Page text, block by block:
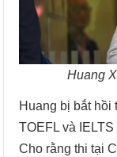
Huang
Huang bị bắt hồi
TOEFL và
Cho rằng thi tại